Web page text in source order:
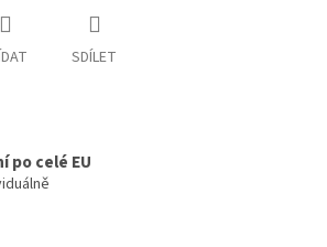
SDÍLET
po celé EU